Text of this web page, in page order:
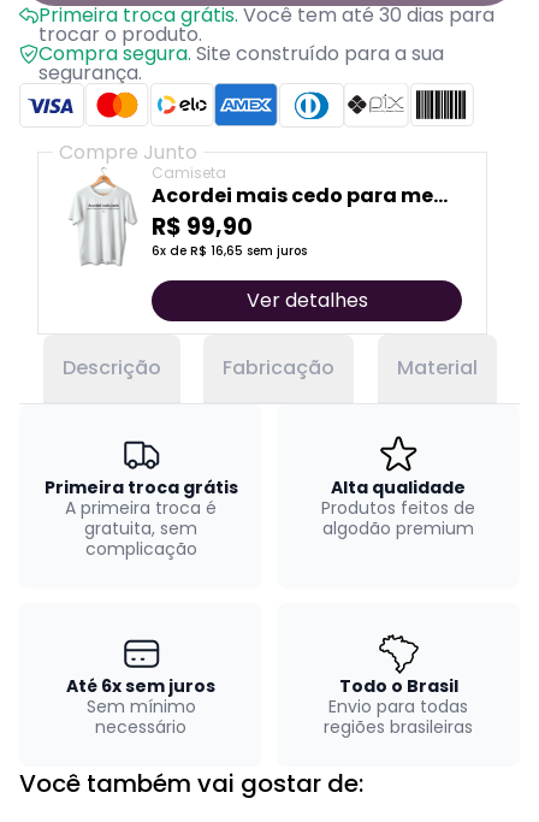
Primeira troca grátis.Você tem até 30 dias para
trocar o produto.
Compra segura. Site construído para a sua
segurança.
Compre Junto
Camiseta
Acordei mais cedo para me
atrasar com calma
R$ 99,90
6x de R$ 16,65 sem juros
Ver detalhes
Descrição Fabricação Material
Primeira troca grátis
A primeira troca é
gratuita, sem
complicação
Alta qualidade
Produtos feitos de
algodão premium
Até 6x sem juros
Sem mínimo
necessário
Todo o Brasil
Envio para todas
regiões brasileiras
Você também vai gostar de: